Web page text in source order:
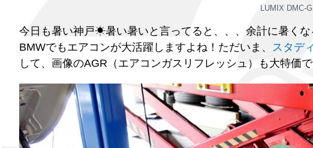
LUMIX DMC-
今日も暑い神戸☀暑い暑いと言ってると、、、余計に暑く
BMWでもエアコンが大活躍しますよね！ただいま、
スタデ
して、画像のAGR（エアコンガスリフレッシュ）も大特価